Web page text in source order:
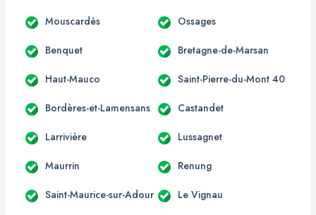
Mouscardès Ossages
Benquet Bretagne-de-Marsan
Haut-Mauco Saint-Pierre-du-Mont 40
Bordères-et-Lamensans Castandet
Larrivière Lussagnet
Maurrin Renung
Saint-Maurice-sur-Adour Le Vignau